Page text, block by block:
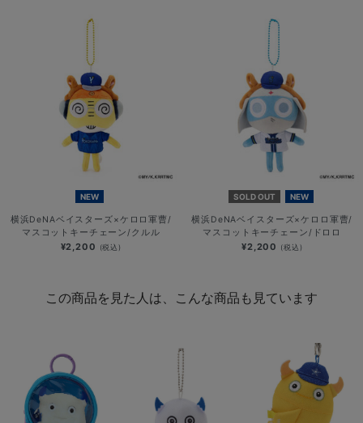
NEW
横浜DeNAベイスターズ×ケロロ軍曹/
マスコットキーチェーン/クルル
¥2,200 (税込)
SOLD OUT NEW
横浜DeNAベイスターズ×ケロロ軍曹/
マスコットキーチェーン/ドロロ
¥2,200 (税込)
この商品を見た人は、こんな商品も見ています